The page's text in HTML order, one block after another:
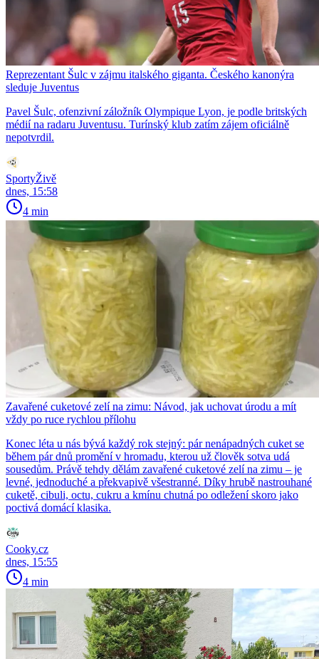
Reprezentant Šulc v zájmu italského giganta. Českého kanonýra
sleduje Juventus
Pavel Šulc, ofenzivní záložník Olympique Lyon, je podle britských
médií na radaru Juventusu. Turínský klub zatím zájem oficiálně
nepotvrdil.
SportyŽivě
dnes, 15:58
4 min
Zavařené cuketové zelí na zimu: Návod, jak uchovat úrodu a mít
vždy po ruce rychlou přílohu
Konec léta u nás bývá každý rok stejný: pár nenápadných cuket se
během pár dnů promění v hromadu, kterou už člověk sotva udá
sousedům. Právě tehdy dělám zavařené cuketové zelí na zimu – je
levné, jednoduché a překvapivě všestranné. Díky hrubě nastrouhané
cuketě, cibuli, octu, cukru a kmínu chutná po odležení skoro jako
poctivá domácí klasika.
Cooky.cz
dnes, 15:55
4 min